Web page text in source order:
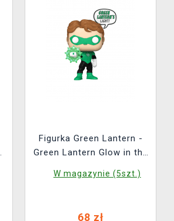
Figurka Green Lantern -
Green Lantern Glow in the
530)
W magazynie (5szt.)
68 zł